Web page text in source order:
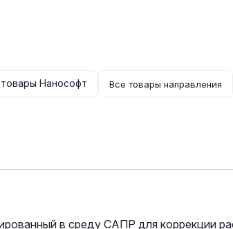
Нанософт Все товары направления
в среду САПР для коррекции